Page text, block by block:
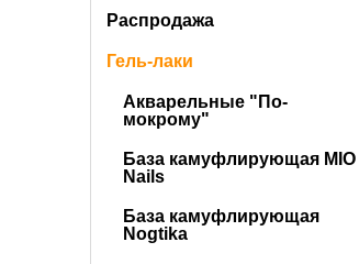
Распродажа
Гель-лаки
Акварельные "По-
мокрому"
База камуфлирующая MIO
Nails
База камуфлирующая
Nogtika